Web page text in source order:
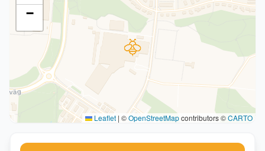
−
Leaflet | ©OpenStreetMapcontributors ©CARTO